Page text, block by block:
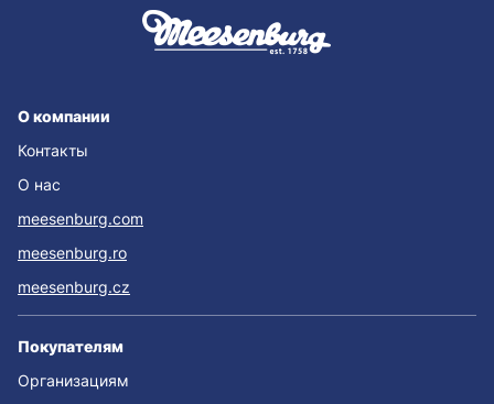
О компании
Контакты
О нас
meesenburg.com
meesenburg.ro
meesenburg.cz
Покупателям
Организациям